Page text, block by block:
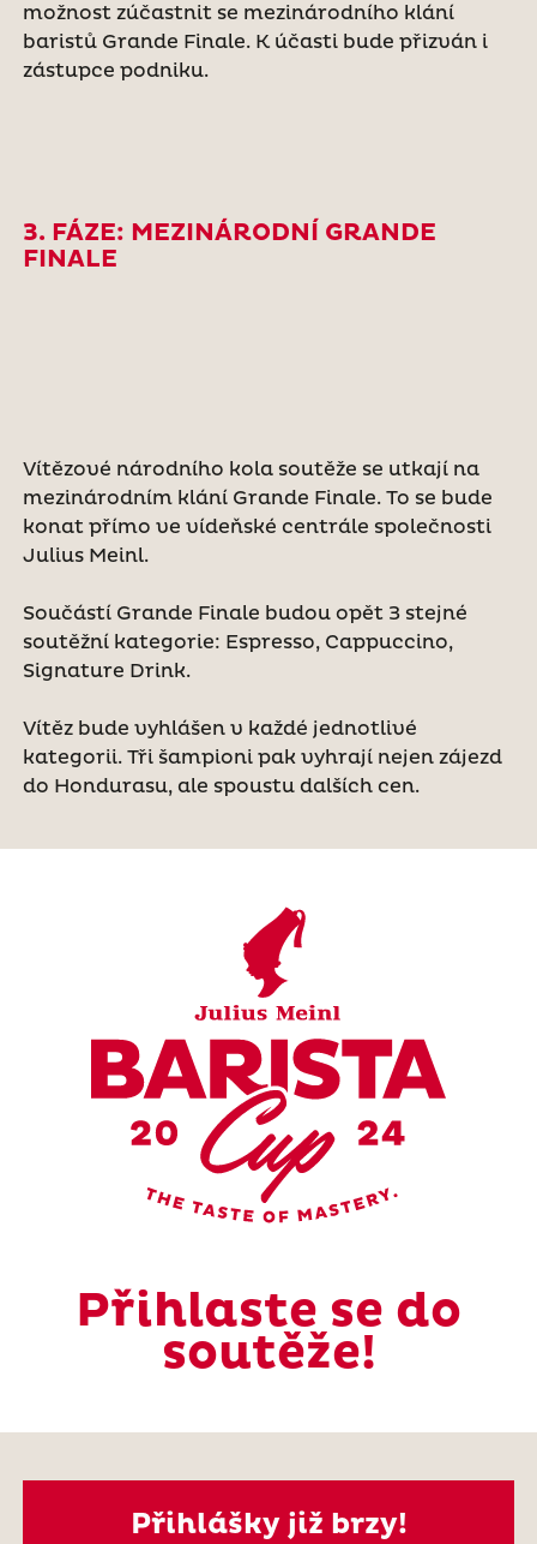
možnost zúčastnit se mezinárodního klání
baristů Grande Finale. K účasti bude přizván i
zástupce podniku.
3. FÁZE: MEZINÁRODNÍ GRANDE
FINALE
Vítězové národního kola soutěže se utkají na
mezinárodním klání Grande Finale. To se bude
konat přímo ve vídeňské centrále společnosti
Julius Meinl.
Součástí Grande Finale budou opět 3 stejné
soutěžní kategorie: Espresso, Cappuccino,
Signature Drink.
Vítěz bude vyhlášen v každé jednotlivé
kategorii. Tři šampioni pak vyhrají nejen zájezd
do Hondurasu, ale spoustu dalších cen.
Přihlaste se do
soutěže!
Přihlášky již brzy!